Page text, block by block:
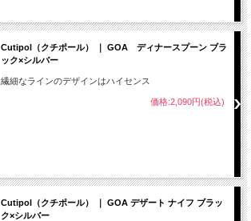
Cutipol（クチポール） ｜ GOA ディナースプーン ブラ
ック×シルバー
繊細なラインのデザインはハイセンス
価格:2,090円(税込)
Cutipol（クチポール） ｜ GOA デザート ナイフ ブラッ
ク×シルバー